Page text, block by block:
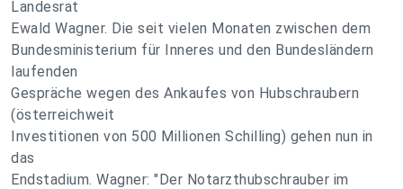
Landesrat
Ewald Wagner. Die seit vielen Monaten zwischen dem
Bundesministerium für Inneres und den Bundesländern
laufenden
Gespräche wegen des Ankaufes von Hubschraubern
(österreichweit
Investitionen von 500 Millionen Schilling) gehen nun in
das
Endstadium. Wagner: "Der Notarzthubschrauber im